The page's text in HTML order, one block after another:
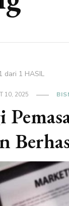
dari 1 HASIL
10, 2025